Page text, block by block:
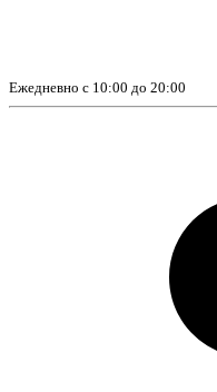
Ежедневно с 10:00 до 20:00